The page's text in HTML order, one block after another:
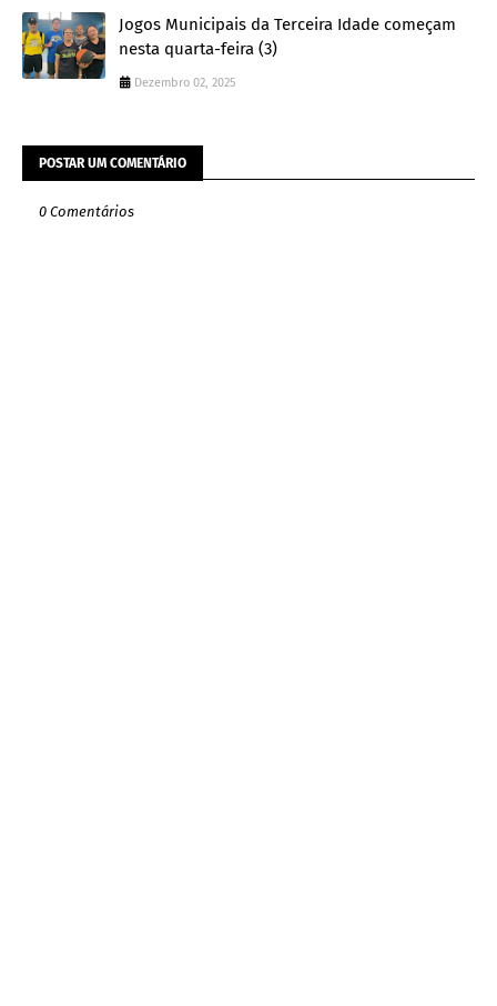
Jogos Municipais da Terceira Idade começam
nesta quarta-feira (3)
Dezembro 02, 2025
POSTAR UM COMENTÁRIO
0 Comentários